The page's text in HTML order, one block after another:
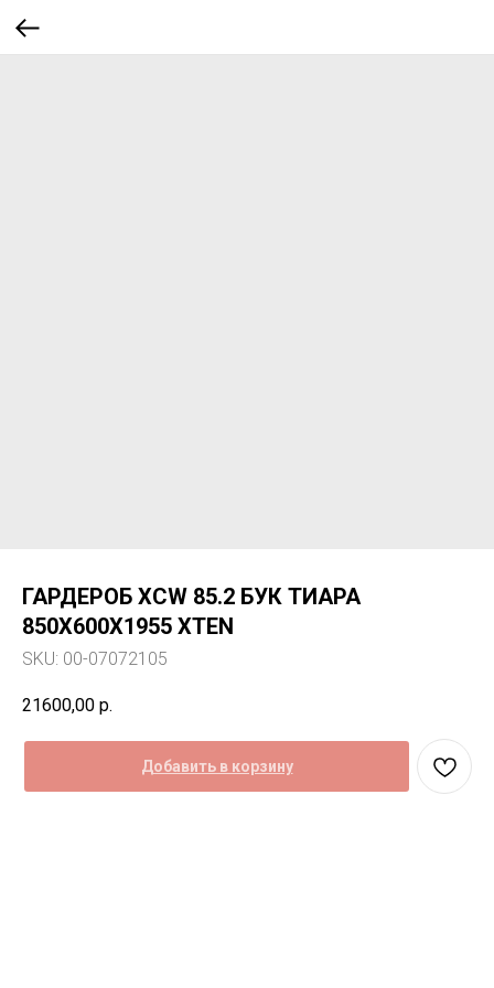
ГАРДЕРОБ XCW 85.2 БУК ТИАРА
850Х600Х1955 XTEN
SKU: 00-07072105
21600,00 р.
Добавить в корзину